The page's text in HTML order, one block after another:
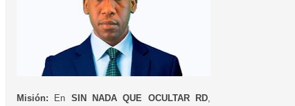
Misión: En SIN NADA QUE OCULTAR RD